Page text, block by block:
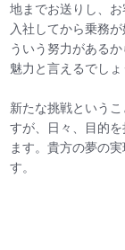
地までお送りし、お
入社してから乗務
ういう努力がある
魅力と言えるでしょ
新たな挑戦という
すが、日々、目的
ます。貴方の夢の
す。